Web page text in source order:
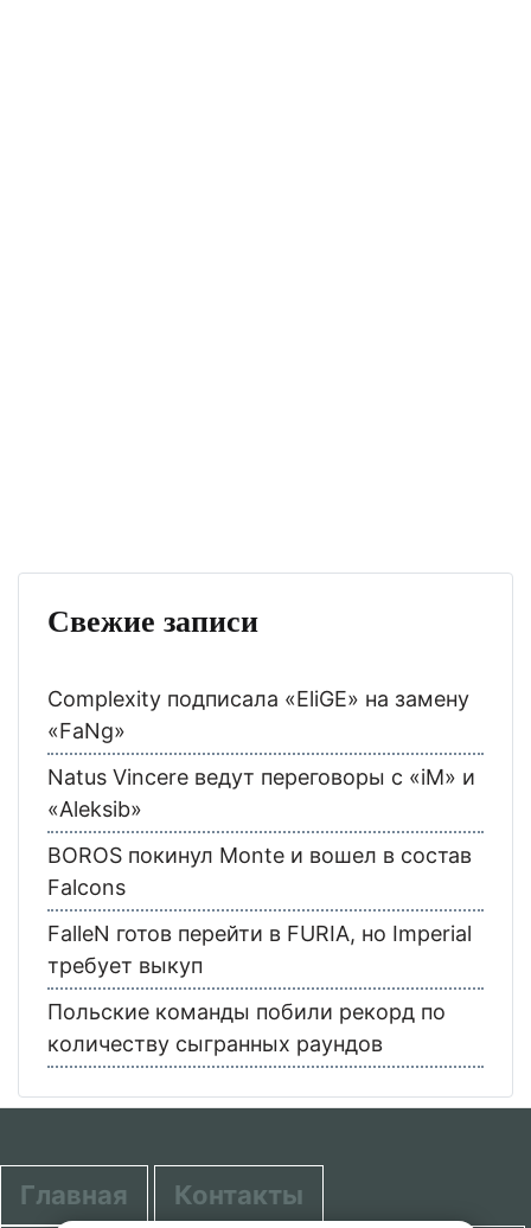
Свежие записи
Complexity подписала «EliGE» на замену
«FaNg»
Natus Vincere ведут переговоры с «iM» и
«Aleksib»
BOROS покинул Monte и вошел в состав
Falcons
FalleN готов перейти в FURIA, но Imperial
требует выкуп
Польские команды побили рекорд по
количеству сыгранных раундов
Главная Контакты